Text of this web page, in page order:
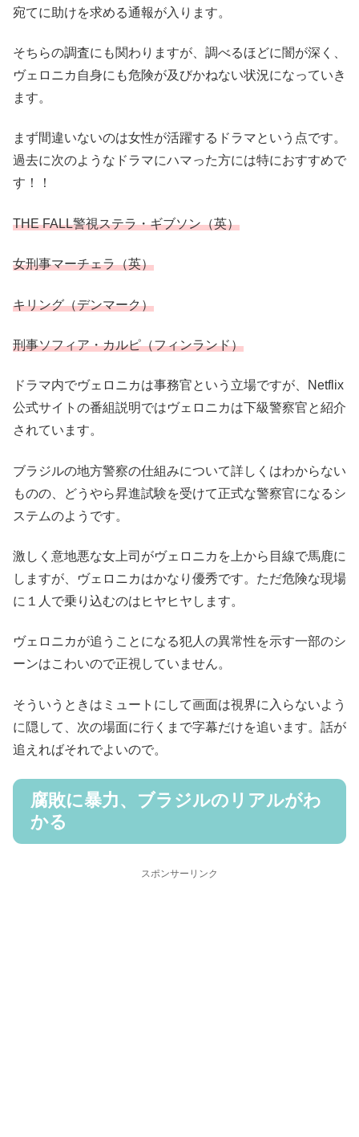
宛てに助けを求める通報が入ります。
そちらの調査にも関わりますが、調べるほどに闇が深く、
ヴェロニカ自身にも危険が及びかねない状況になっていき
ます。
まず間違いないのは女性が活躍するドラマという点です。
過去に次のようなドラマにハマった方には特におすすめで
す！！
THE FALL警視ステラ・ギブソン（英）
女刑事マーチェラ（英）
キリング（デンマーク）
刑事ソフィア・カルピ（フィンランド）
ドラマ内でヴェロニカは事務官という立場ですが、Netflix
公式サイトの番組説明ではヴェロニカは下級警察官と紹介
されています。
ブラジルの地方警察の仕組みについて詳しくはわからない
ものの、どうやら昇進試験を受けて正式な警察官になるシ
ステムのようです。
激しく意地悪な女上司がヴェロニカを上から目線で馬鹿に
しますが、ヴェロニカはかなり優秀です。ただ危険な現場
に１人で乗り込むのはヒヤヒヤします。
ヴェロニカが追うことになる犯人の異常性を示す一部のシ
ーンはこわいので正視していません。
そういうときはミュートにして画面は視界に入らないよう
に隠して、次の場面に行くまで字幕だけを追います。話が
追えればそれでよいので。
腐敗に暴力、ブラジルのリアルがわ
かる
スポンサーリンク